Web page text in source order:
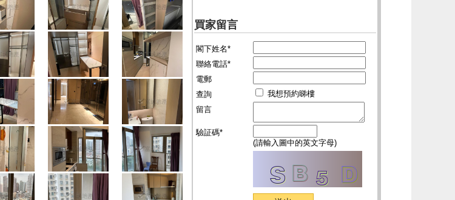
買家留言
閣下姓名*
聯絡電話*
電郵
查詢
我想預約睇樓
留言
驗証碼*
(請輸入圖中的英文字母)